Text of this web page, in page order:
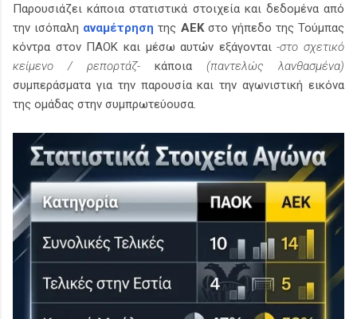
Παρουσιάζει κάποια στατιστικά στοιχεία και δεδομένα από
την ισόπαλη αναμέτρηση της ΑΕΚστο γήπεδο της Τούμπας
κόντρα στον ΠΑΟΚ και μέσω αυτών εξάγονται-στο σχετικό
κείμενο / ρεπορτάζ- κάποια (παντελώς λανθασμένα)
συμπεράσματα για την παρουσία και την αγωνιστική εικόνα
της ομάδας στην συμπρωτεύουσα.